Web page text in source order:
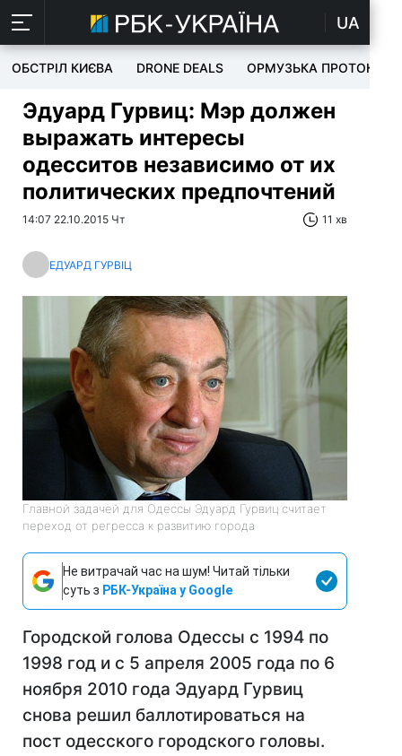
UA
ОБСТРІЛ КИЄВА DRONE DEALS ОРМУЗЬКА ПРОТОКА
Эдуард Гурвиц: Мэр должен
выражать интересы
одесситов независимо от их
политических предпочтений
14:07 22.10.2015 Чт 11 хв
ЕДУАРД ГУРВІЦ
Главной задачей для Одессы Эдуард Гурвиц считает
переход от регресса к развитию города
Не витрачай час на шум! Читай тільки
суть з РБК-Україна у Google
Городской голова Одессы с 1994 по
1998 год и с 5 апреля 2005 года по 6
ноября 2010 года Эдуард Гурвиц
снова решил баллотироваться на
пост одесского городского головы.